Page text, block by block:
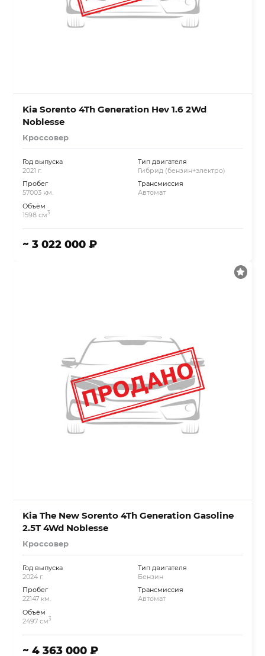
Kia Sorento 4Th Generation Hev 1.6 2Wd
Noblesse
Кроссовер
Год выпуска
2021 г.
Пробег
57003 км.
Объём
1598 см3
Тип двигателя
Гибрид (бензин+электро)
Трансмиссия
Автомат
~ 3 022 000 ₽
Kia The New Sorento 4Th Generation Gasoline
2.5T 4Wd Noblesse
Кроссовер
Год выпуска
2024 г.
Пробег
22147 км.
Объём
2497 см3
Тип двигателя
Бензин
Трансмиссия
Автомат
~ 4 363 000 ₽